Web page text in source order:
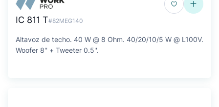
IC 811 T#82MEG140
Altavoz de techo. 40 W @ 8 Ohm. 40/20/10/5 W @ L100V.
Woofer 8'' + Tweeter 0.5''.